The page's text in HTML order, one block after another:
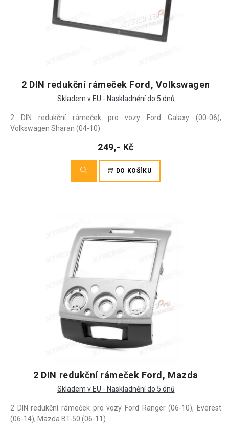
2 DIN redukční rámeček Ford, Volkswagen
Skladem v EU - Naskladnění do 5 dnů
2 DIN redukční rámeček pro vozy Ford Galaxy (00-06),
Volkswagen Sharan (04-10)
249,- Kč
DO KOŠÍKU
2 DIN redukční rámeček Ford, Mazda
Skladem v EU - Naskladnění do 5 dnů
2 DIN redukční rámeček pro vozy Ford Ranger (06-10), Everest
(06-14), Mazda BT-50 (06-11)